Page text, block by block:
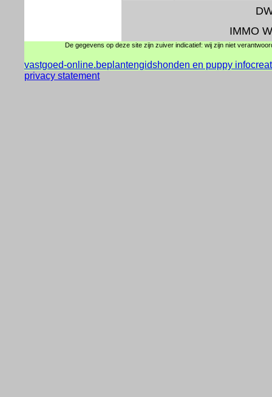
IMMO
De gegevens op deze site zijn zuiver indicatief: wij zijn niet
vastgoed-online.beplantengidshonden en puppy info
privacy statement